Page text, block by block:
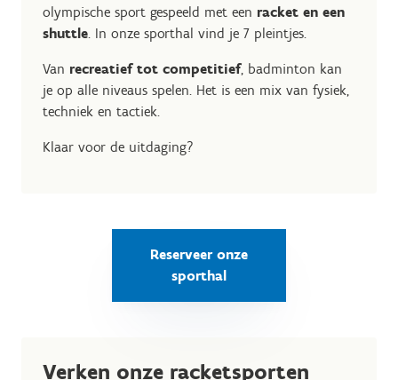
olympische sport gespeeld met een racket en een
shuttle. In onze sporthal vind je 7 pleintjes.
Van recreatief tot competitief, badminton kan
je op alle niveaus spelen. Het is een mix van fysiek,
techniek en tactiek.
Klaar voor de uitdaging?
Reserveer onze
sporthal
Verken onze racketsporten